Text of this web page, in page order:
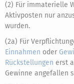
(2) Für immaterielle
Aktivposten nur
wurden.
(2a) Für
Einnahmen oder
Rückstellungen erst
Gewinne angefallen